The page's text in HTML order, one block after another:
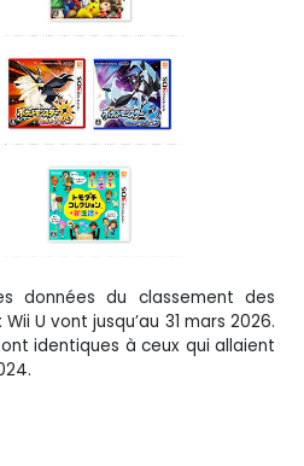
données du classement des
U vont jusqu’au 31 mars 2026.
identiques à ceux qui allaient